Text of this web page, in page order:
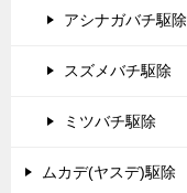
アシナガバチ駆除
スズメバチ駆除
ミツバチ駆除
ムカデ(ヤスデ)駆除